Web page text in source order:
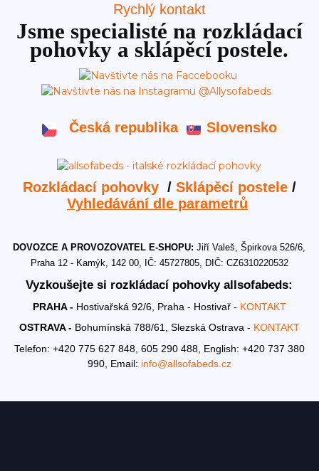
Rychlý kontakt
Jsme specialisté na rozkládací
pohovky a sklápěcí postele.
Česká republika Slovensko
Rozkládací pohovky / Sklápěcí postele/
Vyhledávání dle parametrů
DOVOZCE A PROVOZOVATEL E-SHOPU:Jiří Valeš, Špirkova 526/6,
Praha 12 - Kamýk, 142 00, IČ: 45727805, DIČ: CZ6310220532
Vyzkoušejte si rozkládací pohovky allsofabeds:
PRAHA - Hostivařská 92/6, Praha - Hostivař - KONTAKT
OSTRAVA - Bohumínská 788/61, Slezská Ostrava - KONTAKT
Telefon: +420 775 627 848, 605 290 488, English: +420 737 380
990, Email: info@allsofabeds.cz